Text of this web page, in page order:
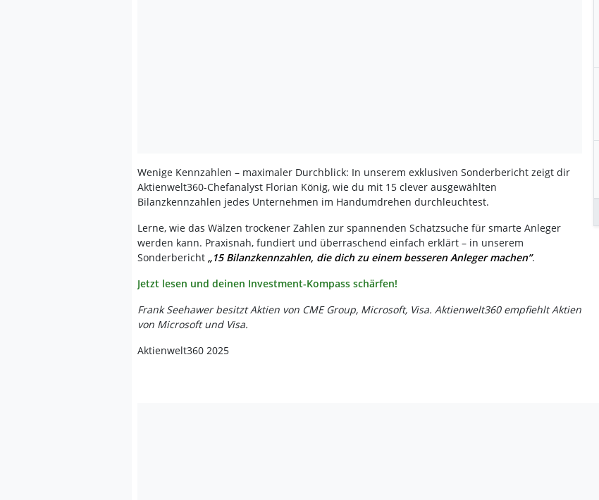
Wenige Kennzahlen – maximaler Durchblick: In unserem exklusiven Sonderbericht zeigt dir
Aktienwelt360-Chefanalyst Florian König, wie du mit 15 clever ausgewählten
Bilanzkennzahlen jedes Unternehmen im Handumdrehen durchleuchtest.
Lerne, wie das Wälzen trockener Zahlen zur spannenden Schatzsuche für smarte Anleger
werden kann. Praxisnah, fundiert und überraschend einfach erklärt – in unserem
Sonderbericht „15 Bilanzkennzahlen, die dich zu einem besseren Anleger machen”.
Jetzt lesen und deinen Investment-Kompass schärfen!
Frank Seehawer besitzt Aktien von CME Group, Microsoft, Visa. Aktienwelt360 empfiehlt Aktien
von Microsoft und Visa.
Aktienwelt360 2025